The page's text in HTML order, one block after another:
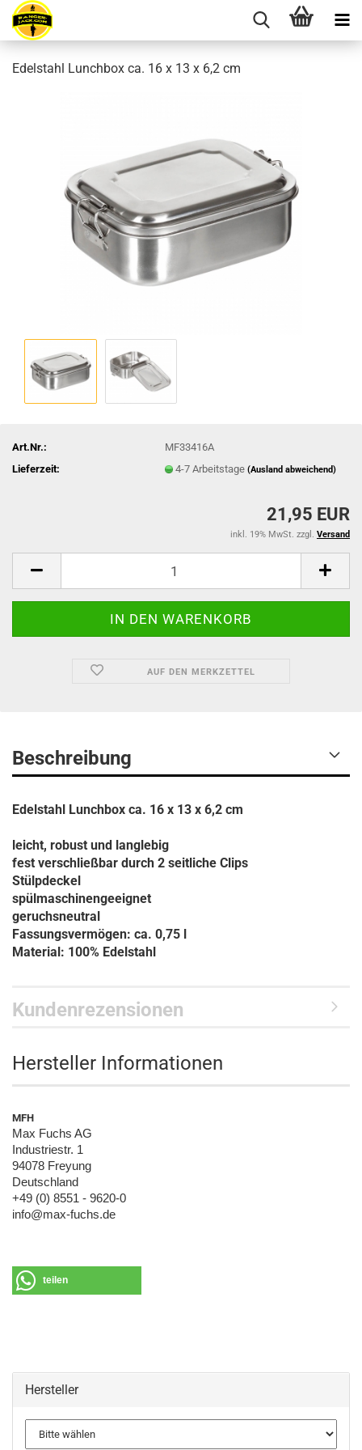
Edelstahl Lunchbox ca. 16 x 13 x 6,2 cm
Art.Nr.:
MF33416A
Lieferzeit:
4-7 Arbeitstage(Ausland abweichend)
21,95 EUR
inkl. 19% MwSt. zzgl. Versand
AUF DEN MERKZETTEL
Beschreibung
Edelstahl Lunchbox ca. 16 x 13 x 6,2 cm
leicht, robust und langlebig
fest verschließbar durch 2 seitliche Clips
Stülpdeckel
spülmaschinengeeignet
geruchsneutral
Fassungsvermögen: ca. 0,75 l
Material: 100% Edelstahl
Kundenrezensionen
Hersteller Informationen
MFH
Max Fuchs AG
Industriestr. 1
94078 Freyung
Deutschland
+49 (0) 8551 - 9620-0
info@max-fuchs.de
teilen
Hersteller